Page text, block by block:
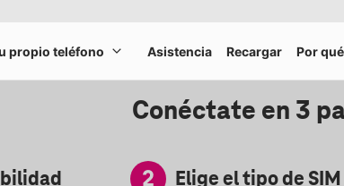
propio teléfono Trae tu propio teléfono
Asistencia Recargar Por
Conéctate en 3
Elige el tipo de SIM